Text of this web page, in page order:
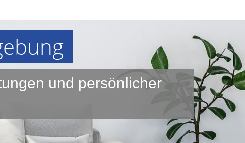
und persönlicher